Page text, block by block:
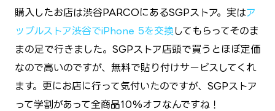
購入したお店は渋谷PARCOにあるSGPストア。実はア
ップルストア渋谷でiPhone 5を交換 してもらってそのま
まの足で行きました。SGPストア店頭で買うとほぼ定価
なので高いのですが、無料で貼り付けサービスしてくれ
ます。更にお店に行って気付いたのですが、SGPストア
って学割があって全商品10%オフなんですね！